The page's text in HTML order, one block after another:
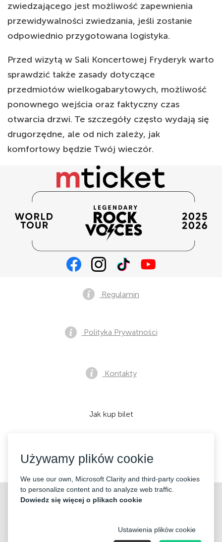
zwiedzającego jest możliwość zapewnienia
przewidywalności zwiedzania, jeśli zostanie
odpowiednio przygotowana logistyka.
Przed wizytą w Sali Koncertowej Fryderyk warto
sprawdzić także zasady dotyczące
przedmiotów wielkogabarytowych, możliwość
ponownego wejścia oraz faktyczny czas
otwarcia drzwi. Te szczegóły często wydają się
drugorzędne, ale od nich zależy, jak
komfortowy będzie Twój wieczór.
©2026 «Mticket Sp. z o.o.» Wszelkie prawa zastrzeżone
Regulamin
Polityka Prywatności
Kontakty
Jak kup bilet
Akceptujemy:
Używamy plików cookie
We use our own, Microsoft Clarity and third-party cookies
to personalize content and to analyze web traffic.
Dowiedz się więcej o plikach cookie
Ustawienia plików cookie